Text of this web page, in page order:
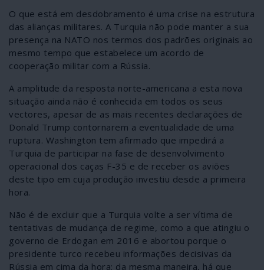
O que está em desdobramento é uma crise na estrutura
das alianças militares. A Turquia não pode manter a sua
presença na NATO nos termos dos padrões originais ao
mesmo tempo que estabelece um acordo de
cooperação militar com a Rússia.
A amplitude da resposta norte-americana a esta nova
situação ainda não é conhecida em todos os seus
vectores, apesar de as mais recentes declarações de
Donald Trump contornarem a eventualidade de uma
ruptura. Washington tem afirmado que impedirá a
Turquia de participar na fase de desenvolvimento
operacional dos caças F-35 e de receber os aviões
deste tipo em cuja produção investiu desde a primeira
hora.
Não é de excluir que a Turquia volte a ser vítima de
tentativas de mudança de regime, como a que atingiu o
governo de Erdogan em 2016 e abortou porque o
presidente turco recebeu informações decisivas da
Rússia em cima da hora; da mesma maneira, há que